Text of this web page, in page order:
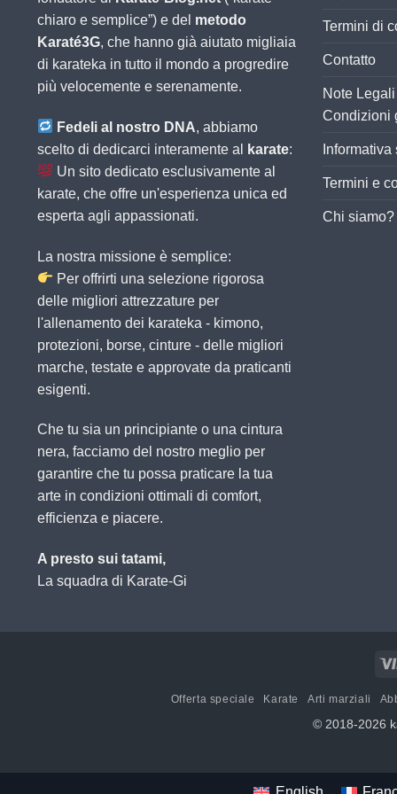
chiaro e semplice”) e del metodo
Karaté3G, che hanno già aiutato migliaia
di karateka in tutto il mondo a progredire
più velocemente e serenamente.
Fedeli al nostro DNA, abbiamo
scelto di dedicarci interamente al
karate:
Un sito dedicato esclusivamente al
karate, che offre un'esperienza unica ed
esperta agli appassionati.
La nostra missione è semplice:
Per offrirti una selezione rigorosa
delle migliori attrezzature per
l'allenamento dei karateka - kimono,
protezioni, borse, cinture - delle migliori
marche, testate e approvate da praticanti
esigenti.
Che tu sia un principiante o una cintura
nera, facciamo del nostro meglio per
garantire che tu possa praticare la tua
arte in condizioni ottimali di comfort,
efficienza e piacere.
A presto sui tatami,
La squadra di Karate-Gi
Termini di
Contatto
Note
Condizioni
Termini e
Chi siamo?
Offerta speciale Karate Arti marziali
© 2018-2026